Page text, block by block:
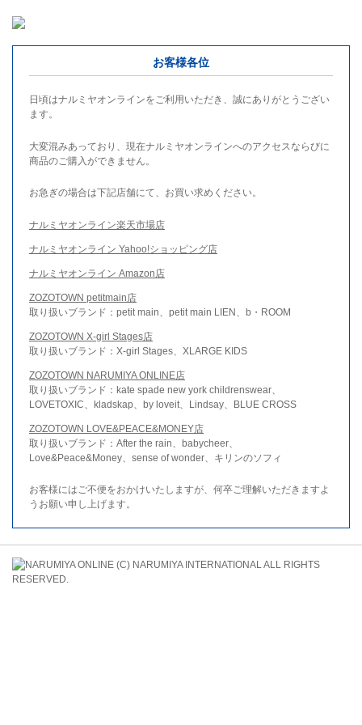
お客様各位
日頃はナルミヤオンラインをご利用いただき、誠にありがとうござい
ます。
大変混みあっており、現在ナルミヤオンラインへのアクセスならびに
商品のご購入ができません。
お急ぎの場合は下記店舗にて、お買い求めください。
ナルミヤオンライン楽天市場店
ナルミヤオンライン Yahoo!ショッピング店
ナルミヤオンライン Amazon店
ZOZOTOWN petitmain店
取り扱いブランド：petit main、petit main LIEN、b・ROOM
ZOZOTOWN X-girl Stages店
取り扱いブランド：X-girl Stages、XLARGE KIDS
ZOZOTOWN NARUMIYA ONLINE店
取り扱いブランド：kate spade new york childrenswear、
LOVETOXIC、kladskap、by loveit、Lindsay、BLUE CROSS
ZOZOTOWN LOVE&PEACE&MONEY店
取り扱いブランド：After the rain、babycheer、
Love&Peace&Money、sense of wonder、キリンのソフィ
お客様にはご不便をおかけいたしますが、何卒ご理解いただきますよ
うお願い申し上げます。